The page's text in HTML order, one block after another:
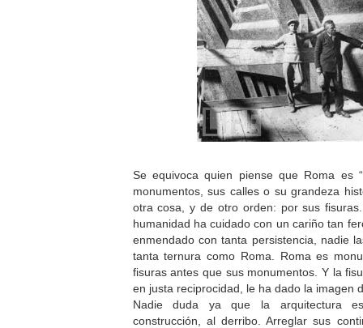
Se equivoca quien piense que Roma es
monumentos, sus calles o su grandeza
otra cosa, y de otro orden: por sus
humanidad ha cuidado con un cariño tan
enmendado con tanta persistencia, nadie
tanta ternura como Roma. Roma es
fisuras antes que sus monumentos. Y la
en justa reciprocidad, le ha dado la imagen
Nadie duda ya que la arquitectura
construcción, al derribo. Arreglar sus